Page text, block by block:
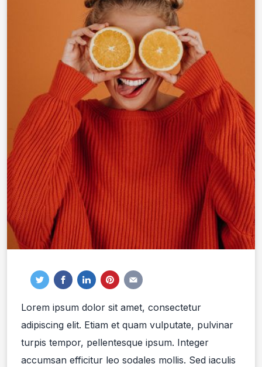
Lorem ipsum dolor sit amet, consectetur
adipiscing elit. Etiam et quam vulputate, pulvinar
turpis tempor, pellentesque ipsum. Integer
accumsan efficitur leo sodales mollis. Sed iaculis